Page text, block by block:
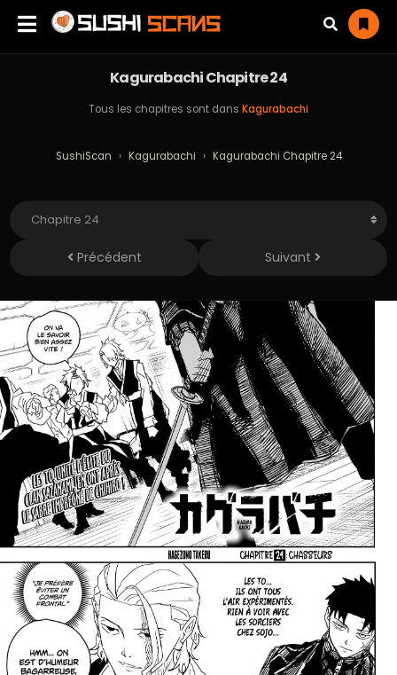
Kagurabachi Chapitre 24
Tous les chapitres sont dans Kagurabachi
SushiScan › Kagurabachi › Kagurabachi Chapitre 24
Précédent Suivant